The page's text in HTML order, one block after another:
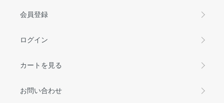
会員登録
ログイン
カートを見る
お問い合わせ